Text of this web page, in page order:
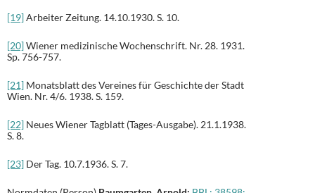
[19]Arbeiter Zeitung. 14.10.1930. S. 10.
[20]Wiener medizinische Wochenschrift. Nr. 28. 1931.
Sp. 756-757.
[21] Monatsblatt des Vereines für Geschichte der Stadt
Wien. Nr. 4/6. 1938. S. 159.
[22] Neues Wiener Tagblatt (Tages-Ausgabe). 21.1.1938.
S. 8.
[23] Der Tag. 10.7.1936. S. 7.